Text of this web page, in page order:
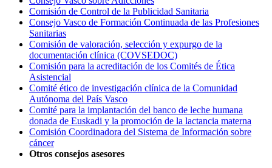
Comisión de Control de la Publicidad Sanitaria
Consejo Vasco de Formación Continuada de las Profesiones
Sanitarias
Comisión de valoración, selección y expurgo de la
documentación clínica (COVSEDOC)
Comisión para la acreditación de los Comités de Ética
Asistencial
Comité ético de investigación clínica de la Comunidad
Autónoma del País Vasco
Comité para la implantación del banco de leche humana
donada de Euskadi y la promoción de la lactancia materna
Comisión Coordinadora del Sistema de Información sobre
cáncer
Otros consejos asesores